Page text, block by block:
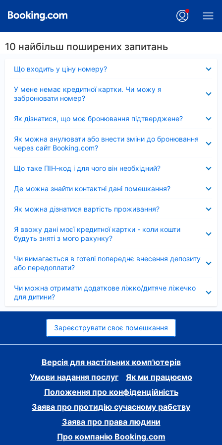
10 найбільш поширених запитань
Що входить у ціну номеру?
У мене немає кредитної картки. Чи можу я
забронювати номер?
Як дізнатися, що моє бронювання підтверджене?
Як можна анулювати або внести зміни до бронювання
через сайт Booking.com?
Що таке ПІН-код і для чого він необхідний?
Де можна знайти контактні дані помешкання?
Як можна дізнатися вартість проживання?
Я ввожу дані моєї кредитної картки - коли кошти
будуть зняті з мого рахунку?
Чи вимагається в готелі попереднє внесення депозиту
або передоплати?
Чи можна отримати додаткове ліжко/дитяче ліжечко
для дитини?
Зареєструвати своє помешкання
Версія для настільних комп'ютерів
Умови надання послуг
Як ми працюємо
Положення про конфіденційність
Заява про протидію сучасному рабству
Заява про права людини
Про компанію Booking.com